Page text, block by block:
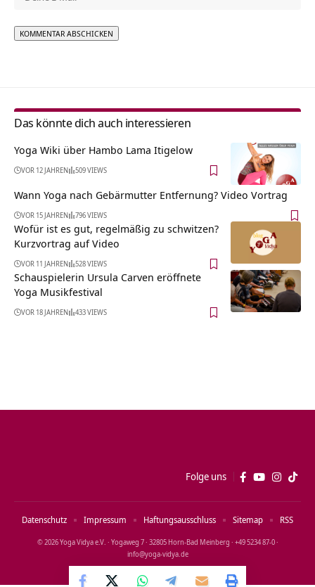
Das könnte dich auch interessieren
Yoga Wiki über Hambo Lama Itigelow
VOR 12 JAHREN 509 VIEWS
Wann Yoga nach Gebärmutter Entfernung? Video Vortrag
VOR 15 JAHREN 796 VIEWS
Wofür ist es gut, regelmäßig zu schwitzen?
Kurzvortrag auf Video
VOR 11 JAHREN 528 VIEWS
Schauspielerin Ursula Carven eröffnete
Yoga Musikfestival
VOR 18 JAHREN 433 VIEWS
Folge uns
© 2026 Yoga Vidya e.V. · Yogaweg 7 · 32805 Horn‑Bad Meinberg · +49 5234 87‑0 ·
info@yoga‑vidya.de
Datenschutz Impressum Haftungsausschluss Sitemap RSS